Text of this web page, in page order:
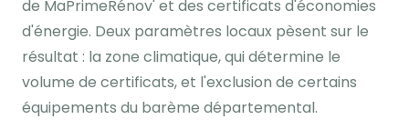
de MaPrimeRénov' et des certificats d'économies
d'énergie. Deux paramètres locaux pèsent sur le
résultat : la zone climatique, qui détermine le
volume de certificats, et l'exclusion de certains
équipements du barème départemental.